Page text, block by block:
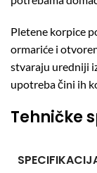
Pletene korpice
ormariće i
stvaraju uredniji
upotreba čini ih
Tehničke